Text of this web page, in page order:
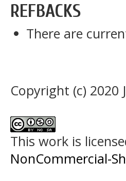
REFBACKS
There are
Copyright (c) 2020
This work is
NonCommercial-